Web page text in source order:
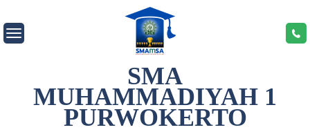
to
content
SMA
MUHAMMADIYAH 1
PURWOKERTO